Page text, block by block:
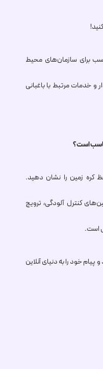
برای سازمان‌های محیط
و خدمات مرتبط با باغبانی
است؟
کره زمین را نشان دهید.
کنترل آلودگی، ترویج
است.
پیام خود را به دنیای آنلاین